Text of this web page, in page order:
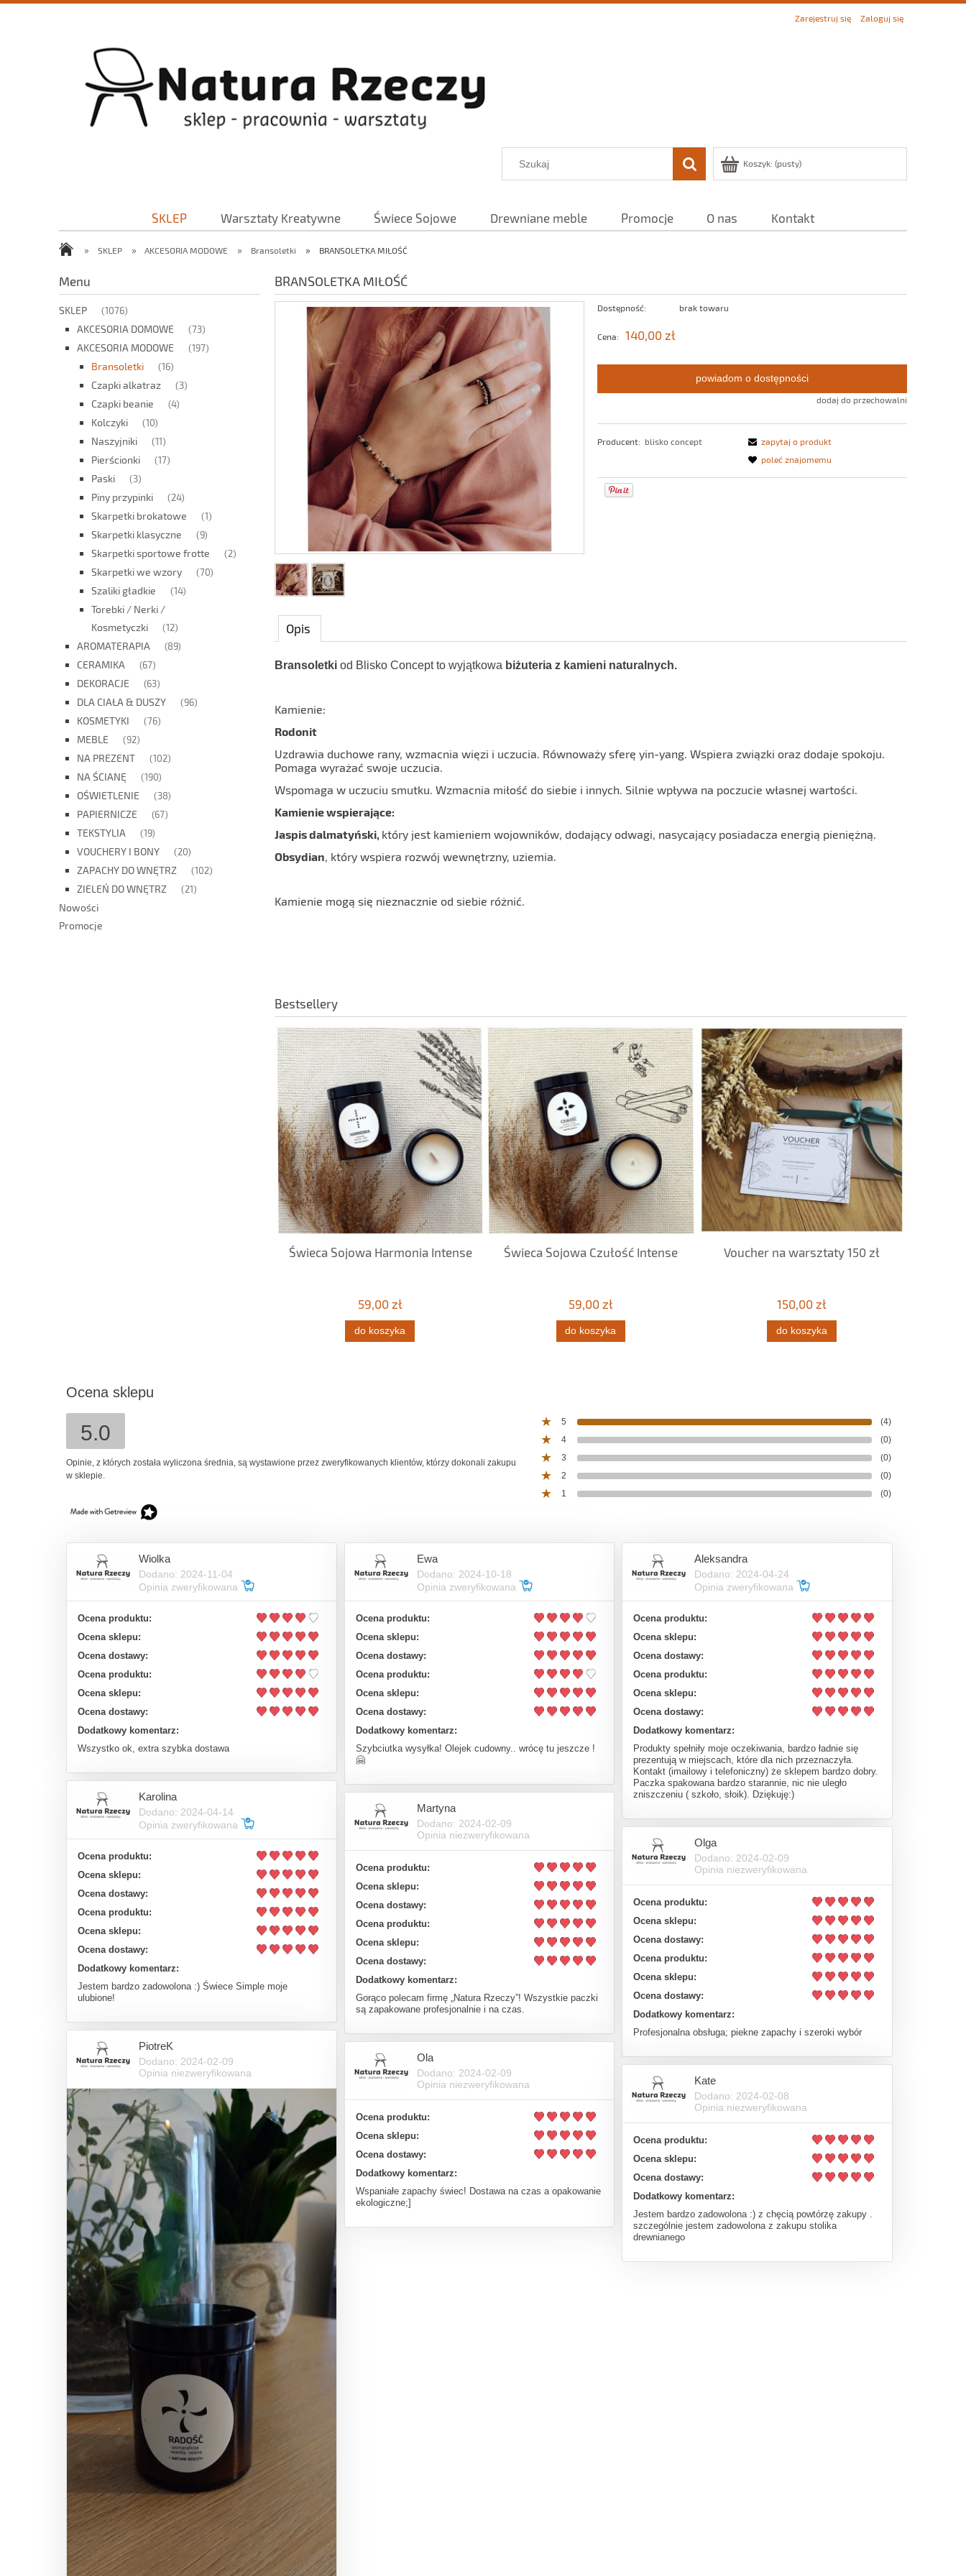
Zarejestruj się Zaloguj się
Koszyk: (pusty)
SKLEP Warsztaty Kreatywne Świece Sojowe Drewniane meble Promocje O nas Kontakt
» SKLEP » AKCESORIA MODOWE » Bransoletki » BRANSOLETKA MIŁOŚĆ
Menu
SKLEP (1076)
AKCESORIA DOMOWE (73)
AKCESORIA MODOWE (197)
Bransoletki (16)
Czapki alkatraz (3)
Czapki beanie (4)
Kolczyki (10)
Naszyjniki (11)
Pierścionki (17)
Paski (3)
Piny przypinki (24)
Skarpetki brokatowe (1)
Skarpetki klasyczne (9)
Skarpetki sportowe frotte (2)
Skarpetki we wzory (70)
Szaliki gładkie (14)
Torebki / Nerki /
Kosmetyczki
(12)
AROMATERAPIA (89)
CERAMIKA (67)
DEKORACJE (63)
DLA CIAŁA & DUSZY (96)
KOSMETYKI (76)
MEBLE (92)
NA PREZENT (102)
NA ŚCIANĘ (190)
OŚWIETLENIE (38)
PAPIERNICZE (67)
TEKSTYLIA (19)
VOUCHERY I BONY (20)
ZAPACHY DO WNĘTRZ (102)
ZIELEŃ DO WNĘTRZ (21)
Nowości
Promocje
BRANSOLETKA MIŁOŚĆ
Dostępność: brak towaru
Cena: 140,00 zł
powiadom o dostępności
dodaj do przechowalni
Producent: blisko concept
zapytaj o produkt
poleć znajomemu
Opis
Bransoletki od Blisko Concept to wyjątkowa biżuteria z kamieni naturalnych.
Kamienie:
Rodonit
Uzdrawia duchowe rany, wzmacnia więzi i uczucia. Równoważy sferę yin-yang. Wspiera związki oraz dodaje spokoju.
Pomaga wyrażać swoje uczucia.
Wspomaga w uczuciu smutku. Wzmacnia miłość do siebie i innych. Silnie wpływa na poczucie własnej wartości.
Kamienie wspierające:
Jaspis dalmatyński, który jest kamieniem wojowników, dodający odwagi, nasycający posiadacza energią pieniężną.
Obsydian , który wspiera rozwój wewnętrzny, uziemia.
Kamienie mogą się nieznacznie od siebie różnić.
Bestsellery
Świeca Sojowa Harmonia Intense
59,00 zł
do koszyka
Świeca Sojowa Czułość Intense
59,00 zł
do koszyka
Voucher na warsztaty 150 zł
150,00 zł
do koszyka
Ocena sklepu
5.0
Opinie, z których została wyliczona średnia, są wystawione przez zweryfikowanych klientów, którzy dokonali zakupu
w sklepie.
5
(4)
4
(0)
3
(0)
2
(0)
1
(0)
Wiolka
Dodano: 2024-11-04
Opinia zweryfikowana
Ocena produktu:
Ocena sklepu:
Ocena dostawy:
Ocena produktu:
Ocena sklepu:
Ocena dostawy:
Dodatkowy komentarz:
Wszystko ok, extra szybka dostawa
Ewa
Dodano: 2024-10-18
Opinia zweryfikowana
Ocena produktu:
Ocena sklepu:
Ocena dostawy:
Ocena produktu:
Ocena sklepu:
Ocena dostawy:
Dodatkowy komentarz:
Szybciutka wysyłka! Olejek cudowny.. wrócę tu jeszcze !
🤗
Aleksandra
Dodano: 2024-04-24
Opinia zweryfikowana
Ocena produktu:
Ocena sklepu:
Ocena dostawy:
Ocena produktu:
Ocena sklepu:
Ocena dostawy:
Dodatkowy komentarz:
Produkty spełniły moje oczekiwania, bardzo ładnie się
prezentują w miejscach, które dla nich przeznaczyła.
Kontakt (imailowy i telefoniczny) że sklepem bardzo dobry.
Paczka spakowana bardzo starannie, nic nie uległo
zniszczeniu ( szkoło, słoik). Dziękuję:)
Karolina
Dodano: 2024-04-14
Opinia zweryfikowana
Ocena produktu:
Ocena sklepu:
Ocena dostawy:
Ocena produktu:
Ocena sklepu:
Ocena dostawy:
Dodatkowy komentarz:
Jestem bardzo zadowolona :) Świece Simple moje
ulubione!
Martyna
Dodano: 2024-02-09
Opinia niezweryfikowana
Ocena produktu:
Ocena sklepu:
Ocena dostawy:
Ocena produktu:
Ocena sklepu:
Ocena dostawy:
Dodatkowy komentarz:
Gorąco polecam firmę „Natura Rzeczy”! Wszystkie paczki
są zapakowane profesjonalnie i na czas.
Olga
Dodano: 2024-02-09
Opinia niezweryfikowana
Ocena produktu:
Ocena sklepu:
Ocena dostawy:
Ocena produktu:
Ocena sklepu:
Ocena dostawy:
Dodatkowy komentarz:
Profesjonalna obsługa; piekne zapachy i szeroki wybór
PiotreK
Dodano: 2024-02-09
Opinia niezweryfikowana
Ola
Dodano: 2024-02-09
Opinia niezweryfikowana
Ocena produktu:
Ocena sklepu:
Ocena dostawy:
Dodatkowy komentarz:
Wspaniałe zapachy świec! Dostawa na czas a opakowanie
ekologiczne;]
Kate
Dodano: 2024-02-08
Opinia niezweryfikowana
Ocena produktu:
Ocena sklepu:
Ocena dostawy:
Dodatkowy komentarz:
Jestem bardzo zadowolona :) z chęcią powtórzę zakupy .
szczególnie jestem zadowolona z zakupu stolika
drewnianego